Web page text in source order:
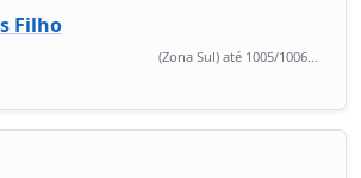
Filho
(Zona Sul) até 1005/1006...